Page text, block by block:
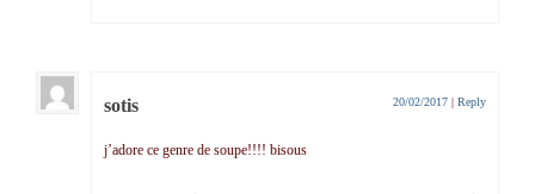
sotis 20/02/2017 | Reply
j’adore ce genre de soupe!!!! bisous